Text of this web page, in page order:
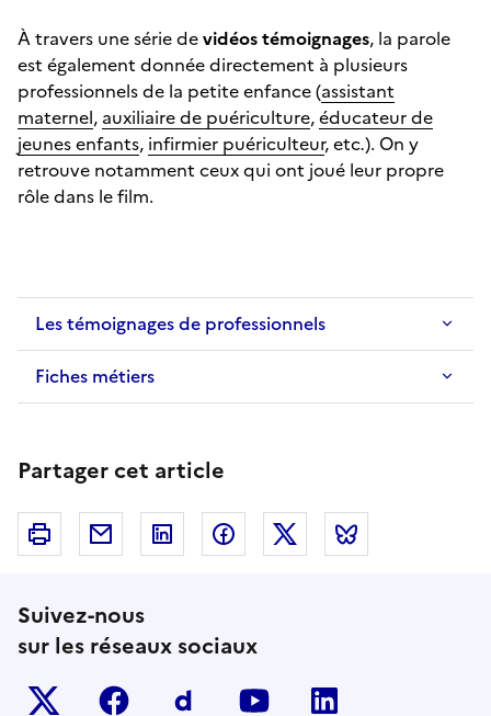
À travers une série devidéos témoignages, la parole
est également donnée directement à plusieurs
professionnels de la petite enfance (assistant
maternel, auxiliaire de puériculture,éducateur de
jeunes enfants, infirmier puériculteur, etc.). On y
retrouve notamment ceux qui ont joué leur propre
rôle dans le film.
Les témoignages de professionnels
Fiches métiers
Partager cet article
Imprimer Courriel Linkedin FacebookTwitter
Suivez-nous
sur les réseaux sociaux
Twitter-x facebook Dailymotion
youtube